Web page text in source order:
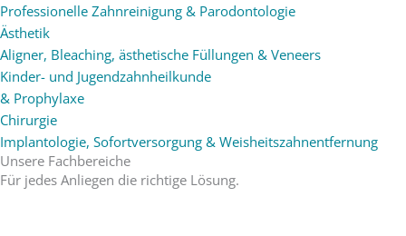
Professionelle Zahnreinigung & Parodontologie
Ästhetik
Aligner, Bleaching, ästhetische Füllungen & Veneers
Kinder- und Jugendzahnheilkunde
& Prophylaxe
Chirurgie
Implantologie, Sofortversorgung & Weisheitszahnentfernung
Unsere Fachbereiche
Für jedes Anliegen die richtige Lösung.